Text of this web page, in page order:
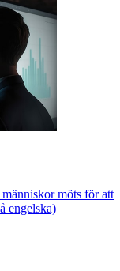
möts för att
engelska)